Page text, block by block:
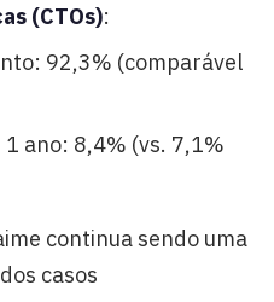
(CTOs):
92,3% (comparável
1 ano: 8,4% (vs. 7,1%
continua sendo uma
casos